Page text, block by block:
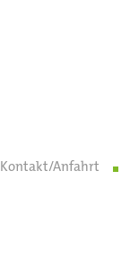
Kontakt/Anfahrt